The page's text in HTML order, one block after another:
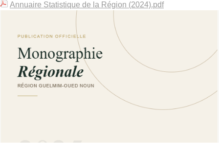
Annuaire Statistique de la Région (2024).pdf